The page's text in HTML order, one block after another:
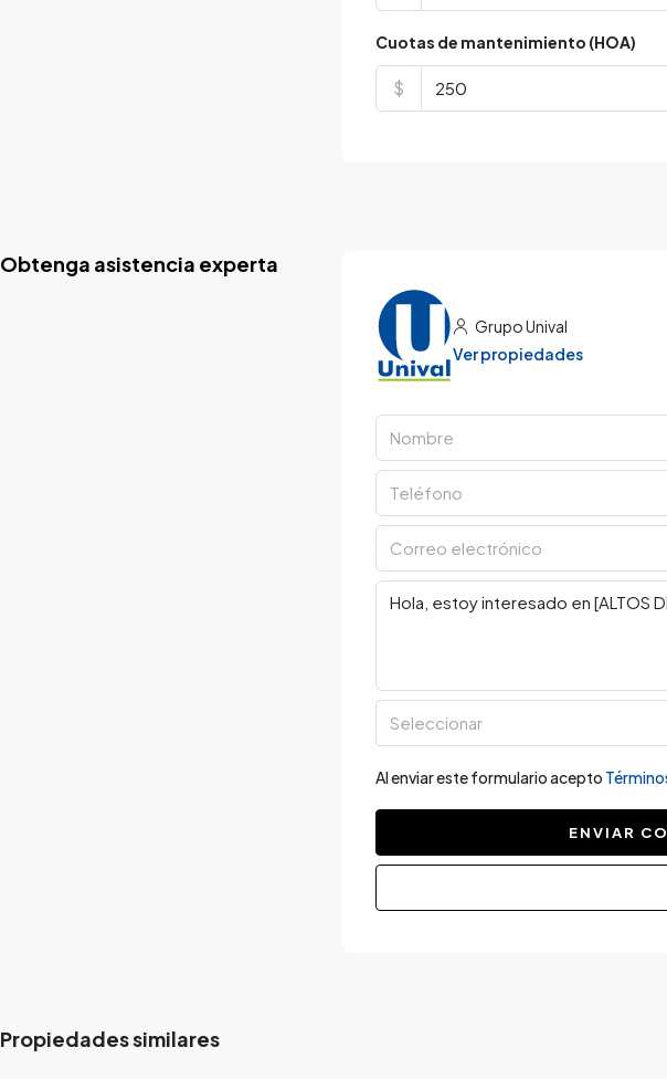
Cuotas de mantenimiento (HOA)
$
Obtenga asistencia experta
Grupo Unival
Ver propiedades
Seleccionar
Al enviar este formulario acepto
ENVIAR
Propiedades similares